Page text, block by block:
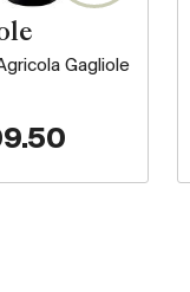
Gagliole